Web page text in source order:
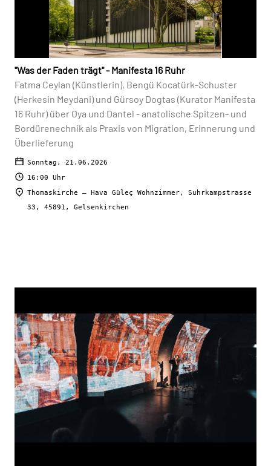
"Was der Faden trägt" - Manifesta 16 Ruhr
Fatma Ceylan (Künstlerin), Bengü Kocatürk-Schuster
(Herkesin Meydani) und Gürsoy Dogtas (Kurator Manifesta
16 Ruhr) über Oya und Dantel - anatolische Spitzen- und
Bordürenechnik als Praxis von Migration, Erinnerung und
Überlieferung
Sonntag, 21.06.2026
16:00 Uhr
Thomaskirche – Hava Güleç Wohnzimmer, Suhrkampstrasse
33, 45891, Gelsenkirchen